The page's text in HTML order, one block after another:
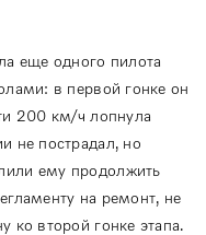
еще одного пилота
в первой гонке он
200 км/ч лопнула
не пострадал, но
ему продолжить
на ремонт, не
ко второй гонке этапа.